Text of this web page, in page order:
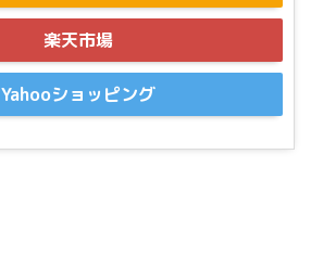
楽天市場
Yahooショッピング